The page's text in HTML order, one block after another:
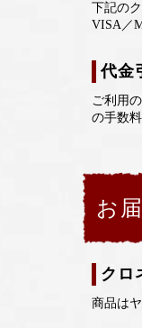
下記の
VISA／
代金
ご利用
の手数
お
クロ
商品は